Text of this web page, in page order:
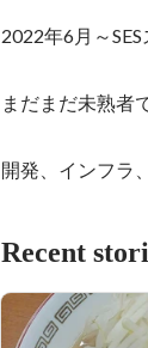
2022年6月～SES
まだまだ未熟者
開発、インフラ
Recent